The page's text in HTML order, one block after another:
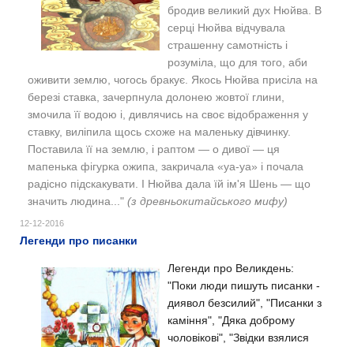
бродив великий дух Нюйва. В
серці Нюйва відчувала
страшенну самотність і
розуміла, що для того, аби
оживити землю, чогось бракує. Якось Нюйва присіла на
березі ставка, зачерпнула долонею жовтої глини,
змочила її водою і, дивлячись на своє відображення у
ставку, виліпила щось схоже на маленьку дівчинку.
Поставила її на землю, і раптом — о дивої — ця
мапенька фігурка ожипа, закричала «уа-уа» і почала
радісно підскакувати. І Нюйва дала їй ім'я Шень — що
значить людина..." (з древньокитайського мифу)
12-12-2016
Легенди про писанки
Легенди про Великдень:
"Поки люди пишуть писанки -
диявол безсилий", "Писанки з
каміння", "Дяка доброму
чоловікові", "Звідки взялися